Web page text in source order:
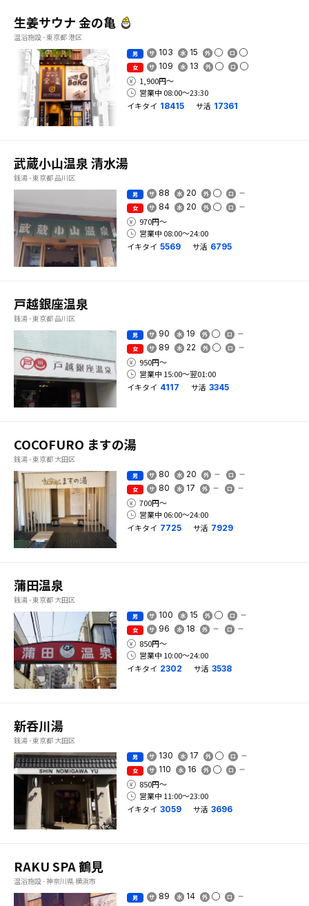
生姜サウナ 金の亀
温浴施設 - 東京都 港区
男 103 15
女 109 13
1,900円〜
営業中 08:00〜23:30
イキタイ 18415 サ活 17361
武蔵小山温泉 清水湯
銭湯 - 東京都 品川区
男 88 20
女 84 20
970円〜
営業中 08:00〜24:00
イキタイ 5569 サ活 6795
戸越銀座温泉
銭湯 - 東京都 品川区
男 90 19
女 89 22
950円〜
営業中 15:00〜翌01:00
イキタイ 4117 サ活 3345
COCOFURO ますの湯
銭湯 - 東京都 大田区
男 80 20
女 80 17
700円〜
営業中 06:00〜24:00
イキタイ 7725 サ活 7929
蒲田温泉
銭湯 - 東京都 大田区
男 100 15
女 96 18
850円〜
営業中 10:00〜24:00
イキタイ 2302 サ活 3538
新呑川湯
銭湯 - 東京都 大田区
男 130 17
女 110 16
850円〜
営業中 11:00〜23:00
イキタイ 3059 サ活 3696
RAKU SPA 鶴見
温浴施設 - 神奈川県 横浜市
男 89
14